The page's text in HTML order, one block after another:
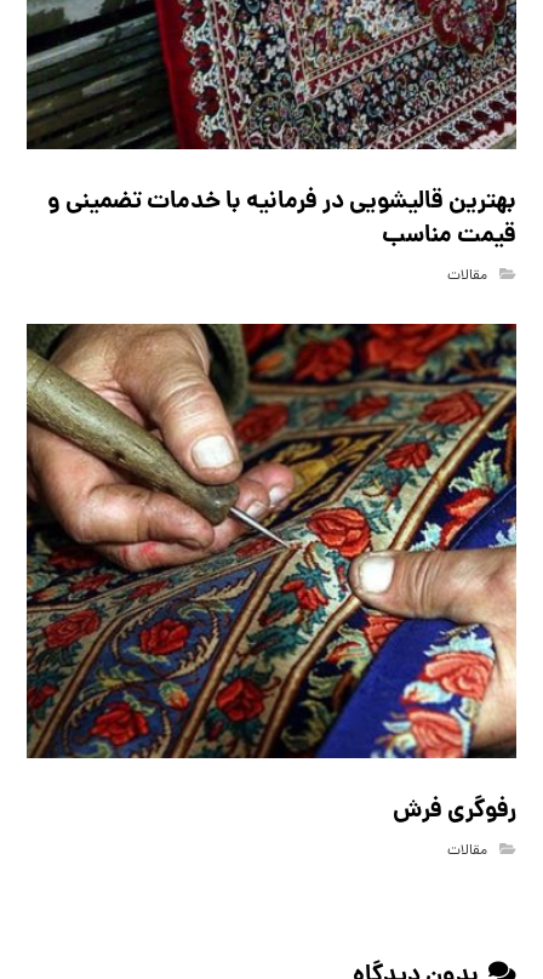
بهترین قالیشویی در فرمانیه با خدمات تضمینی و
قیمت مناسب
مقالات
رفوگری فرش
مقالات